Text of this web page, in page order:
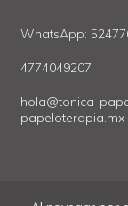
WhatsApp:
4774049207
hola@tonica-
papeloterapia.mx